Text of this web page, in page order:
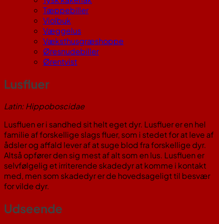
Tæppebiller
Violbuk
Væggelus
Væksthusgræshoppe
Øresnudebiller
Ørentvist
Lusfluer
Latin: Hippoboscidae
Lusfluen er i sandhed sit helt eget dyr. Lusfluer er en hel
familie af forskellige slags fluer, som i stedet for at leve af
ådsler og affald lever af at suge blod fra forskellige dyr.
Altså opfører den sig mest af alt som en lus. Lusfluen er
selvfølgelig et irriterende skadedyr at komme i kontakt
med, men som skadedyr er de hovedsageligt til besvær
for vilde dyr.
Udseende